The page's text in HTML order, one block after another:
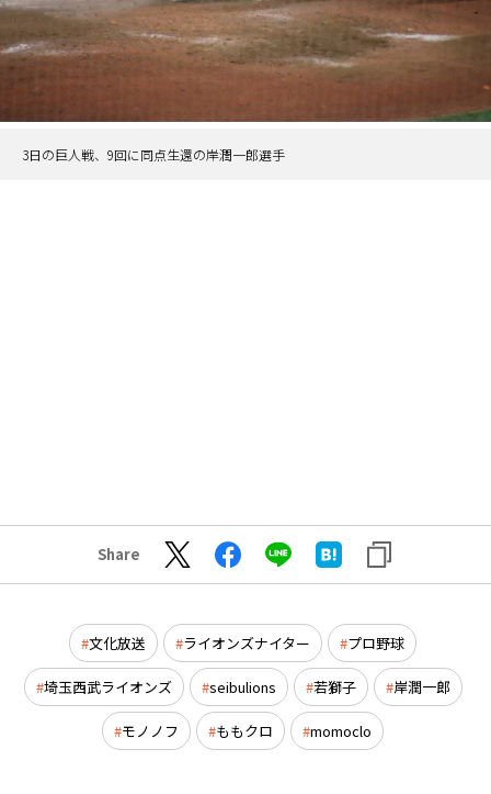
3日の巨人戦、9回に同点生還の岸潤一郎選手
Share
文化放送 ライオンズナイター プロ野球
埼玉西武ライオンズ seibulions 若獅子 岸潤一郎
モノノフ ももクロ momoclo